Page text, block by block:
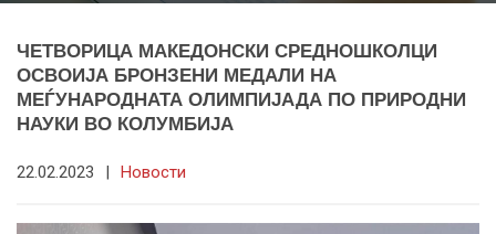
ЧЕТВОРИЦА МАКЕДОНСКИ СРЕДНОШКОЛЦИ
ОСВОИЈА БРОНЗЕНИ МЕДАЛИ НА
МЕЃУНАРОДНАТА ОЛИМПИЈАДА ПО ПРИРОДНИ
НАУКИ ВО КОЛУМБИЈА
22.02.2023 | Новости